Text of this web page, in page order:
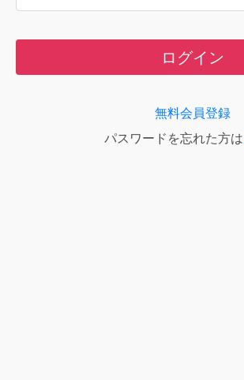
ログイン
無料会員登録
パスワードを忘れた方は